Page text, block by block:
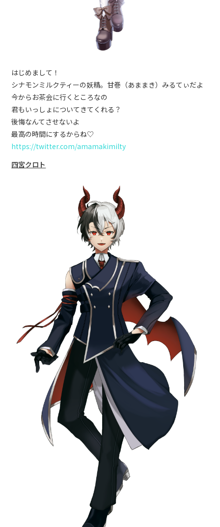
はじめまして！
シナモンミルクティーの妖精。甘巻（あままき）みるてぃだよ
今からお茶会に行くところなの
君もいっしょについてきてくれる？
後悔なんてさせないよ
最高の時間にするからね♡
https://twitter.com/amamakimilty
四宮クロト